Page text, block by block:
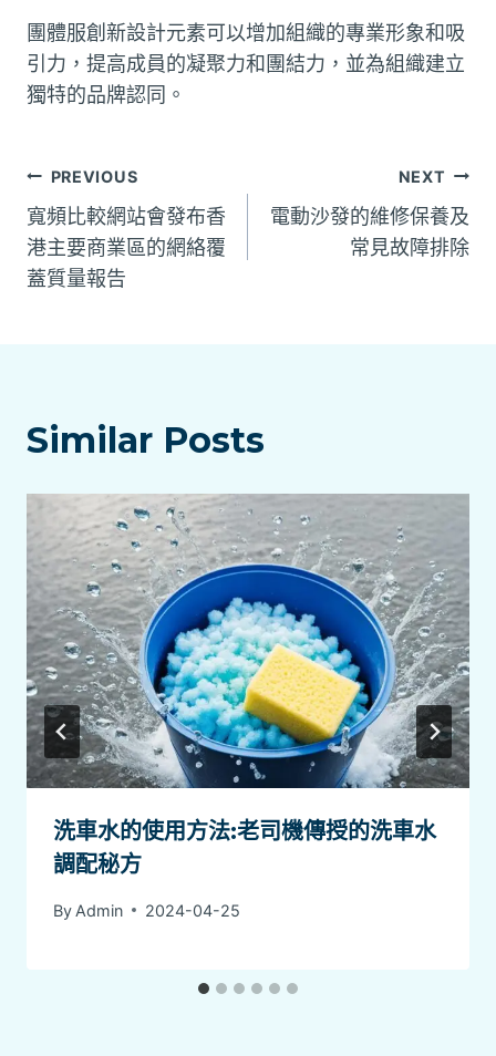
團體服創新設計元素可以增加組織的專業形象和吸
引力，提高成員的凝聚力和團結力，並為組織建立
獨特的品牌認同。
文
章
導
PREVIOUS
寬頻比較網站會發布香
港主要商業區的網絡覆
蓋質量報告
NEXT
電動沙發的維修保養及
常見故障排除
Similar Posts
洗車水的使用方法:老司機傳授的洗車水
調配秘方
By Admin 2024-04-25